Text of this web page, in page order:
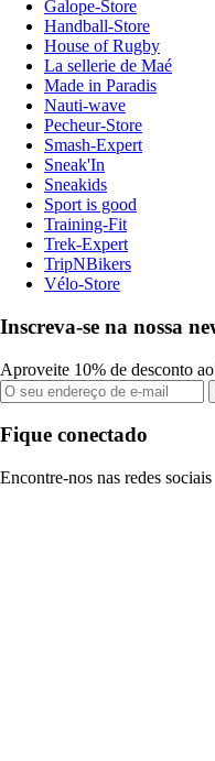
Galope-Store
Handball-Store
House of Rugby
La sellerie de Maé
Made in Paradis
Nauti-wave
Pecheur-Store
Smash-Expert
Sneak'In
Sneakids
Sport is good
Training-Fit
Trek-Expert
TripNBikers
Vélo-Store
Inscreva-se na nossa
Aproveite 10% de desconto
Fique conectado
Encontre-nos nas redes sociais